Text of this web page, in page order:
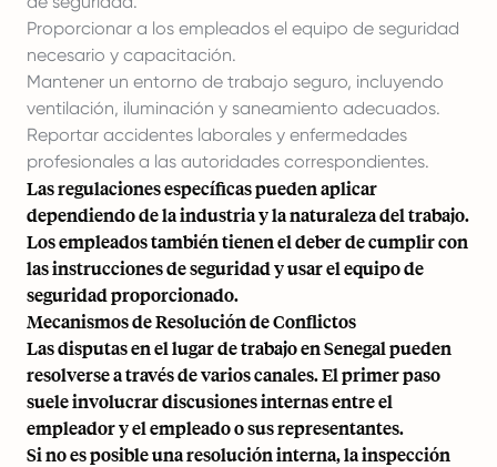
Proporcionar a los empleados el equipo de seguridad
necesario y capacitación.
Mantener un entorno de trabajo seguro, incluyendo
ventilación, iluminación y saneamiento adecuados.
Reportar accidentes laborales y enfermedades
profesionales a las autoridades correspondientes.
Las regulaciones específicas pueden aplicar
dependiendo de la industria y la naturaleza del trabajo.
Los empleados también tienen el deber de cumplir con
las instrucciones de seguridad y usar el equipo de
seguridad proporcionado.
Mecanismos de Resolución de Conflictos
Las disputas en el lugar de trabajo en Senegal pueden
resolverse a través de varios canales. El primer paso
suele involucrar discusiones internas entre el
empleador y el empleado o sus representantes.
Si no es posible una resolución interna, la inspección